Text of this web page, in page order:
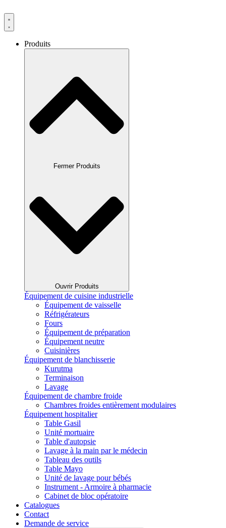
Produits
Fermer Produits
Ouvrir Produits
Équipement de cuisine industrielle
Équipement de vaisselle
Réfrigérateurs
Fours
Équipement de préparation
Équipement neutre
Cuisinières
Équipement de blanchisserie
Kurutma
Terminaison
Lavage
Équipement de chambre froide
Chambres froides entièrement modulaires
Équipement hospitalier
Table Gasil
Unité mortuaire
Table d'autopsie
Lavage à la main par le médecin
Tableau des outils
Table Mayo
Unité de lavage pour bébés
Instrument - Armoire à pharmacie
Cabinet de bloc opératoire
Catalogues
Contact
Demande de service